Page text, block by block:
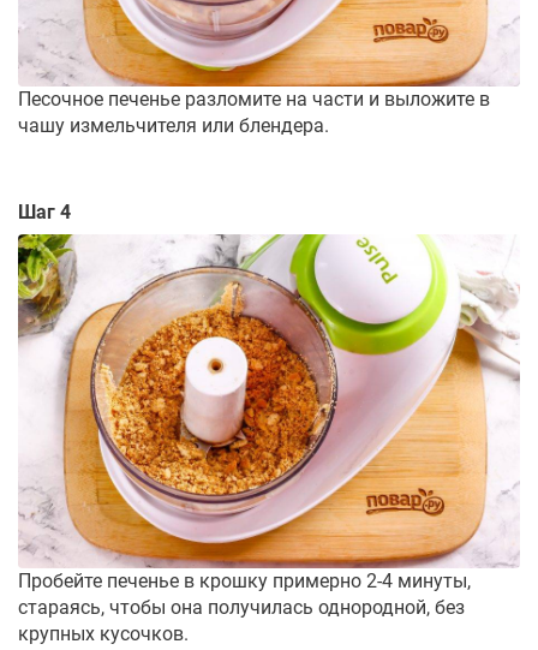
Песочное печенье разломите на части и выложите в
чашу измельчителя или блендера.
Шаг 4
Пробейте печенье в крошку примерно 2-4 минуты,
стараясь, чтобы она получилась однородной, без
крупных кусочков.